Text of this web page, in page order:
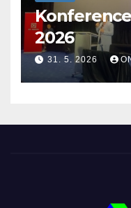
2026
31. 5. 2026